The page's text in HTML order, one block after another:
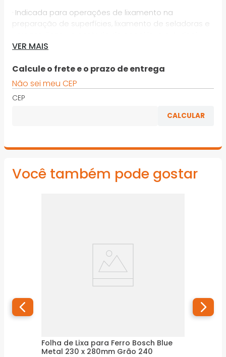
· Indicada para operações de lixamento na
preparação de superfícies, lixamento de seladoras e
para lixamentos manuais. Sua camada especial NoFIl
a seco
· Excelente rendimento, Antiempastante (Tecnologia
NoFil)
VER MAIS
Calcule o frete e o prazo de entrega
Não sei meu CEP
CEP
Você também pode gostar
Folha de Lixa para Ferro Bosch Blue
Metal 230 x 280mm Grão 240